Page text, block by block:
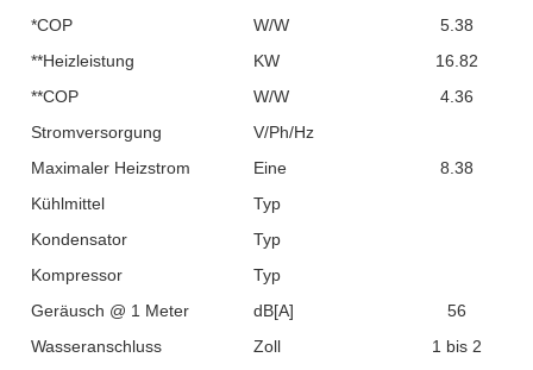
*COP
W/W
5.38
**Heizleistung
KW
16.82
**COP
W/W
4.36
Stromversorgung
V/Ph/Hz
Maximaler Heizstrom
Eine
8.38
Kühlmittel
Typ
Kondensator
Typ
Kompressor
Typ
Geräusch @ 1 Meter
dB[A]
56
Wasseranschluss
Zoll
1 bis 2